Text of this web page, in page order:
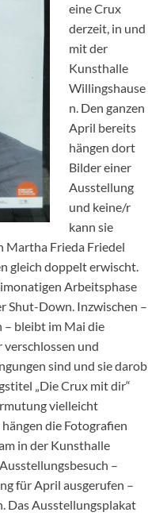
eine Crux
derzeit, in und
mit der
Kunsthalle
Willingshause
n. Den ganzen
April bereits
hängen dort
Bilder einer
Ausstellung
und keine/r
kann sie
Martha Frieda Friedel
gleich doppelt erwischt.
Arbeitsphase
Shut-Down. Inzwischen –
– bleibt im Mai die
und
sind und sie darob
„Die Crux mit dir“
vielleicht
die Fotografien
in der Kunsthalle
–
für April ausgerufen –
Das Ausstellungsplakat